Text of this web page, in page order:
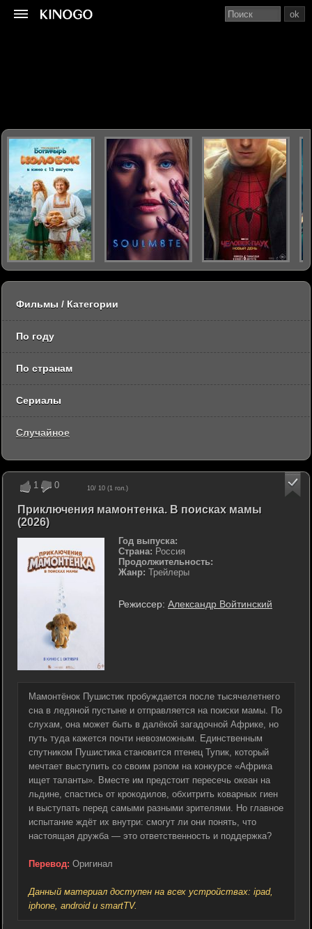
1 0 10/ 10 (1 гол.)
Приключения мамонтенка. В поисках мамы
(2026)
Год выпуска:
Страна: Россия
Продолжительность:
Жанр: Трейлеры
Режиссер: Александр Войтинский
Мамонтёнок Пушистик пробуждается после тысячелетнего
сна в ледяной пустыне и отправляется на поиски мамы. По
слухам, она может быть в далёкой загадочной Африке, но
путь туда кажется почти невозможным. Единственным
спутником Пушистика становится птенец Тупик, который
мечтает выступить со своим рэпом на конкурсе «Африка
ищет таланты». Вместе им предстоит пересечь океан на
льдине, спастись от крокодилов, обхитрить коварных гиен
и выступать перед самыми разными зрителями. Но главное
испытание ждёт их внутри: смогут ли они понять, что
настоящая дружба — это ответственность и поддержка?
Перевод: Оригинал
Данный материал доступен на всех устройствах: ipad,
iphone, android и smartTV.
ok
Фильмы / Категории
По году
По странам
Сериалы
Случайное